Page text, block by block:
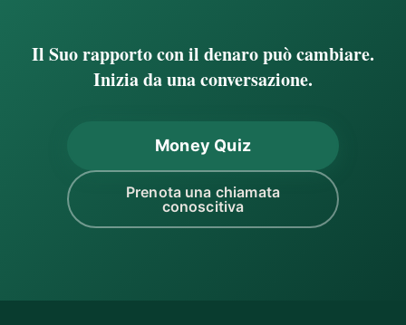
Il Suo rapporto con il denaro può cambiare.
Inizia da una conversazione.
Money Quiz
Prenota una chiamata
conoscitiva